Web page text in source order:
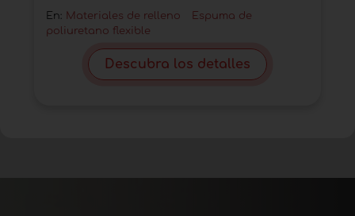
En: Materiales de relleno
Espuma de
poliuretano flexible
Descubra los detalles